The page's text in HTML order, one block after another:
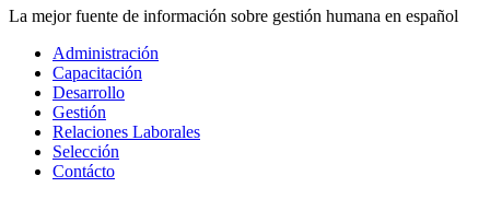
La mejor fuente de información sobre gestión humana en español
Menú
principal
Administración
Capacitación
Desarrollo
Gestión
Relaciones Laborales
Selección
Contácto